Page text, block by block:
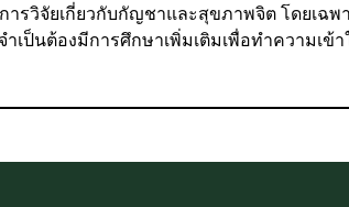
รวิจัยเกี่ยวกับกัญชาและสุขภาพจิต โดยเฉ
ป็นต้องมีการศึกษาเพิ่มเติมเพื่อทำความเข้